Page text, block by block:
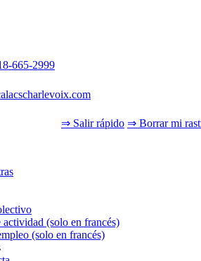
665-2999
⇒ Salir rápido ⇒ Borrar mi
actividad (solo en francés)
(solo en francés)